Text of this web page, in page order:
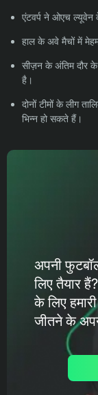
एंटवर्प ने ओएच
हाल के अवे मैचों में
सीज़न के अंतिम दौर
है।
दोनों टीमों के लीग
भिन्न हो सकते हैं।
अपनी
लिए तैयार
के लिए
जीतने के